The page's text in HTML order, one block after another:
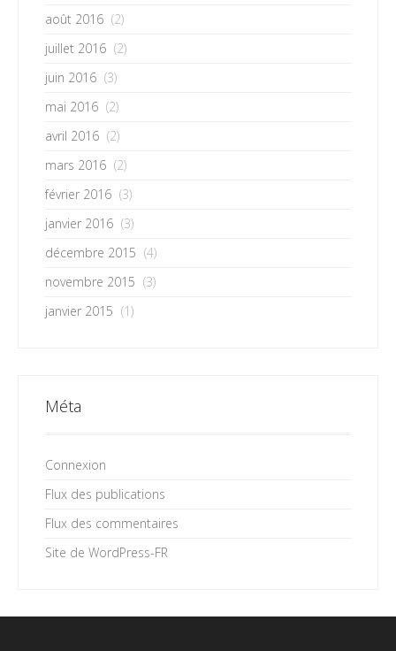
août 2016 (2)
juillet 2016 (2)
juin 2016 (3)
mai 2016 (2)
avril 2016 (2)
mars 2016 (2)
février 2016 (3)
janvier 2016 (3)
décembre 2015 (4)
novembre 2015 (3)
janvier 2015 (1)
Méta
Connexion
Flux des publications
Flux des commentaires
Site de WordPress-FR